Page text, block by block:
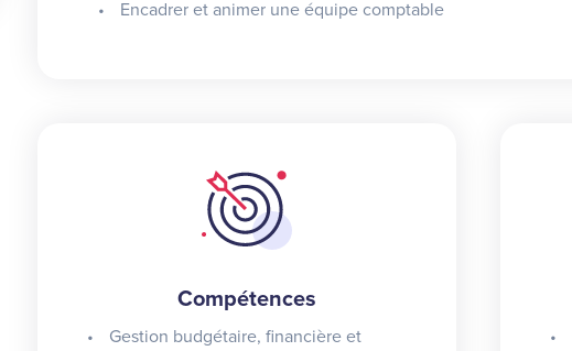
Encadrer et animer une équipe comptable
Compétences
Gestion budgétaire, financière et